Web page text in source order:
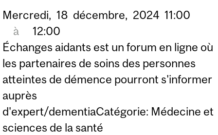
Mercredi, 18 décembre, 2024 11:00
à
12:00
Échanges aidants est un forum en ligne où
les partenaires de soins des personnes
atteintes de démence pourront s'informer
auprès
d'expert/dementiaCatégorie: Médecine et
sciences de la santé